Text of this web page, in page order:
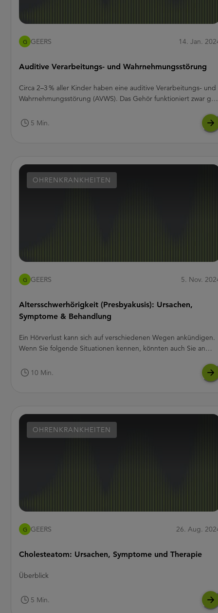
G GEERS 14. Jan.
Auditive Verarbeitungs- und Wahrnehmungsstörung
Circa 2–3 % aller Kinder haben eine auditive Verarbeitungs- und
Wahrnehmungsstörung (AVWS). Das Gehör funktioniert zwar
Deswegen wird die AVWS in der Umgangssprache auch
Wird eine AVWS erkannt, können Logopädinnen und
dem Kind aber glücklicherweise helfen. Wie können Sie eine
AVWS erkennen?
5 Min.
OHRENKRANKHEITEN
G GEERS 5. Nov.
Altersschwerhörigkeit (Presbyakusis): Ursachen,
Symptome & Behandlung
Ein Hörverlust kann sich auf verschiedenen Wegen ankündigen.
Wenn Sie folgende Situationen kennen, könnten auch Sie an
10 Min.
OHRENKRANKHEITEN
G GEERS 26. Aug.
Cholesteatom: Ursachen, Symptome und Therapie
Überblick
5 Min.